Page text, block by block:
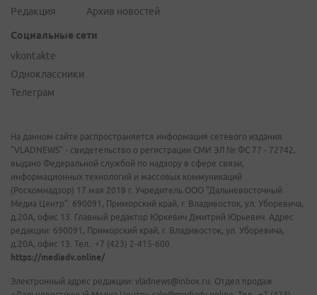
Редакция
Архив новостей
Социальные сети
vkontakte
Одноклассники
Телеграм
На данном сайте распространяется информация сетевого издания
"VLADNEWS" - свидетельство о регистрации СМИ ЭЛ № ФС 77 - 72742,
выдано Федеральной службой по надзору в сфере связи,
информационных технологий и массовых коммуникаций
(Роскомнадзор) 17 мая 2018 г. Учредитель ООО "Дальневосточный
Медиа Центр". 690091, Приморский край, г. Владивосток, ул. Уборевича,
д.20А, офис 13. Главный редактор Юркевич Дмитрий Юрьевич. Адрес
редакции: 690091, Приморский край, г. Владивосток, ул. Уборевича,
д.20А, офис 13. Тел.: +7 (423) 2-415-600.
https://mediadv.online/
Электронный адрес редакции: vladnews@inbox.ru. Отдел продаж